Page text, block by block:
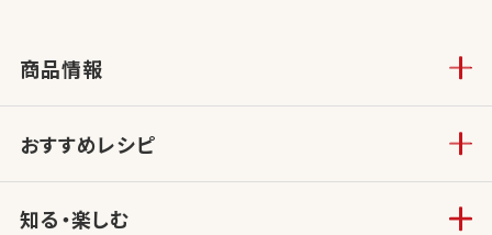
商品情報
おすすめレシピ
知る・楽しむ